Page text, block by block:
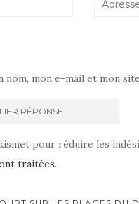
mon e-mail et mon
pour réduire les
traitées.